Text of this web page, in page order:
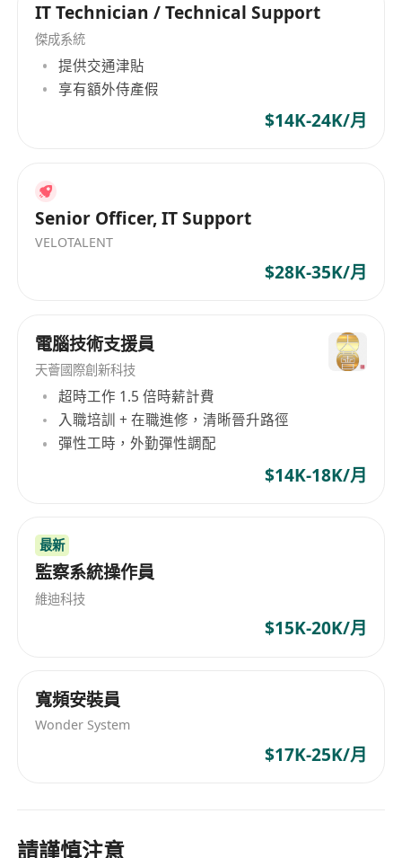
職位要求
- 資訊科技、電子商務、多媒體設計或相關學科之文
憑 / 高級文憑 / 學位畢業（歡迎應屆畢業生申
請）。
- 具備基礎的網站運作(HTML & CSS)及 IT 知識。
- 熟悉 Microsoft Excel 操作（如 VLOOKUP, Pivot
Table）。
- 具備基礎 Python 知識（能運用簡單腳本協助處理
數據者優先；無需具備深厚編程經驗）。
Job Responsibilities
- E-commerce Operations: Assist in daily
product management on e-commerce
platforms, including uploading and removing
product listings, and updating product details,
(e.g., updating content, images, and making
basic layout adjustments).
- Website Testing: Perform basic functional
testing on the website and online store to
- Marketing Support: Collaborate with the
Marketing department to provide basic IT and
technical support for online promotional
streamline daily routine tasks.
IT Technician / Technical Support
傑成系統
提供交通津貼
享有額外侍產假
$14K-24K/月
Senior Officer, IT Support
VELOTALENT
$28K-35K/月
電腦技術支援員
天薈國際創新科技
超時工作 1.5 倍時薪計費
入職培訓 + 在職進修，清晰晉升路徑
彈性工時，外勤彈性調配
$14K-18K/月
最新
監察系統操作員
維迪科技
$15K-20K/月
寬頻安裝員
Wonder System
$17K-25K/月
請謹慎注意